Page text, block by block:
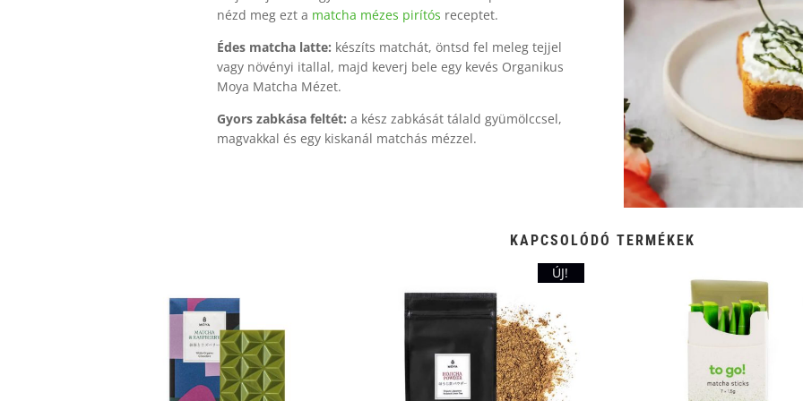
nézd meg ezt a matcha mézes pirítós receptet.
Édes matcha latte: készíts matchát, öntsd fel meleg tejjel
vagy növényi itallal, majd keverj bele egy kevés Organikus
Moya Matcha Mézet.
Gyors zabkása feltét: a kész zabkását tálald gyümölccsel,
magvakkal és egy kiskanál matchás mézzel.
KAPCSOLÓDÓ TERMÉKEK
ÚJ!